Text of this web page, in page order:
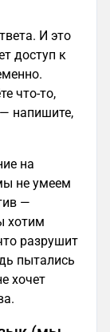
И это
доступ к
что-то,
напишите,
на
не умеем
—
хотим
разрушит
пытались
хочет